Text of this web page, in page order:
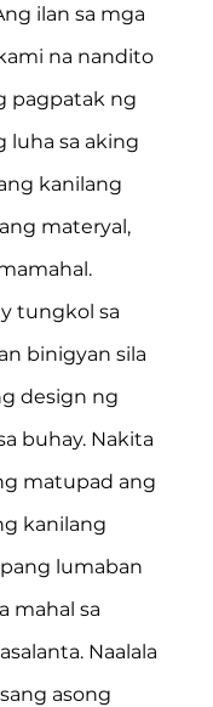
ilan sa mga
na nandito
pagpatak ng
luha sa aking
kanilang
materyal,
tungkol sa
binigyan sila
design ng
buhay. Nakita
matupad ang
kanilang
lumaban
mahal sa
Naalala
asong